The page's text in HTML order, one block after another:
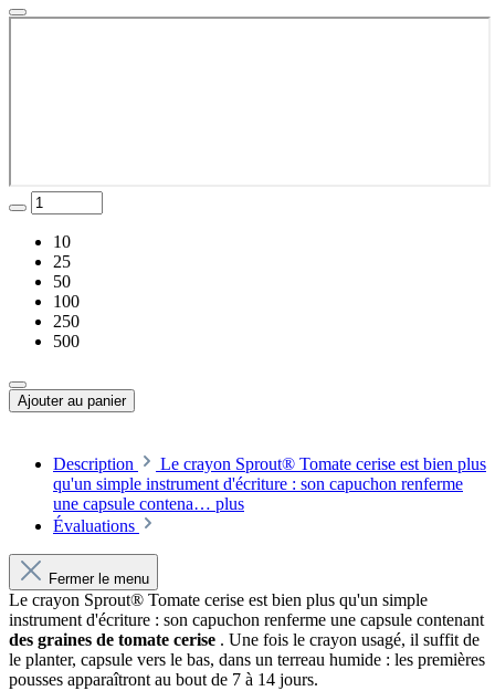
10
25
50
100
250
500
Ajouter au panier
Description
Le crayon Sprout® Tomate cerise est bien plus
qu'un simple instrument d'écriture : son capuchon renferme
une capsule contena… plus
Évaluations
Fermer le menu
Le crayon Sprout® Tomate cerise est bien plus qu'un simple
instrument d'écriture : son capuchon renferme une capsule contenant
des graines de tomate cerise . Une fois le crayon usagé, il suffit de
le planter, capsule vers le bas, dans un terreau humide : les premières
pousses apparaîtront au bout de 7 à 14 jours.